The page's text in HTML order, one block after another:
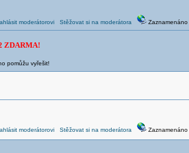
moderátorovi Stěžovat si na moderátora Zaznamenáno
ZDARMA!
pomůžu vyřešit!
moderátorovi Stěžovat si na moderátora Zaznamenáno